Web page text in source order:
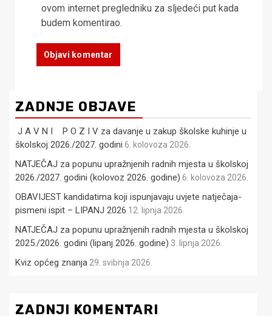
ovom internet pregledniku za sljedeći put kada
budem komentirao.
ZADNJE OBJAVE
J A V N I P O Z I V za davanje u zakup školske kuhinje u
školskoj 2026./2027. godini 6. kolovoza 2026.
NATJEČAJ za popunu upražnjenih radnih mjesta u školskoj
2026./2027. godini (kolovoz 2026. godine) 6. kolovoza 2026.
OBAVIJEST kandidatima koji ispunjavaju uvjete natječaja-
pismeni ispit – LIPANJ 2026 12. lipnja 2026.
NATJEČAJ za popunu upražnjenih radnih mjesta u školskoj
2025./2026. godini (lipanj 2026. godine) 3. lipnja 2026.
Kviz općeg znanja 29. svibnja 2026.
ZADNJI KOMENTARI